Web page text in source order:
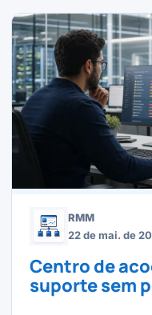
RMM
22 de mai. de
Centro de
suporte sem